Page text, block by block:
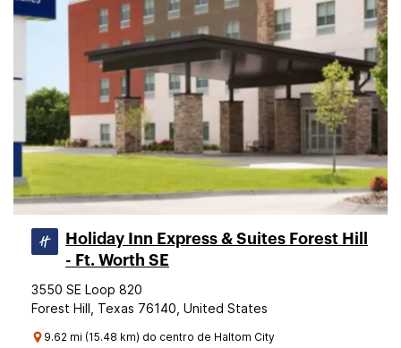
Holiday Inn Express & Suites Forest Hill
- Ft. Worth SE
3550 SE Loop 820
Forest Hill, Texas 76140, United States
9.62 mi (15.48 km) do centro de Haltom City